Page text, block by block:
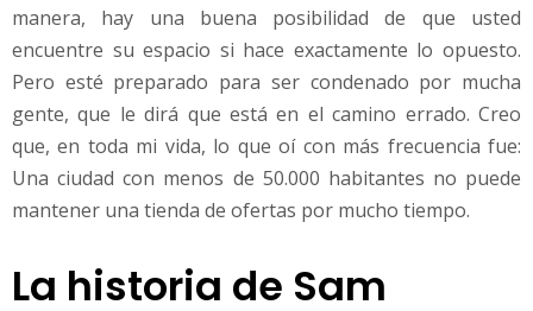
manera, hay una buena posibilidad de que usted
encuentre su espacio si hace exactamente lo opuesto.
Pero esté preparado para ser condenado por mucha
gente, que le dirá que está en el camino errado. Creo
que, en toda mi vida, lo que oí con más frecuencia fue:
Una ciudad con menos de 50.000 habitantes no puede
mantener una tienda de ofertas por mucho tiempo.
La historia de Sam